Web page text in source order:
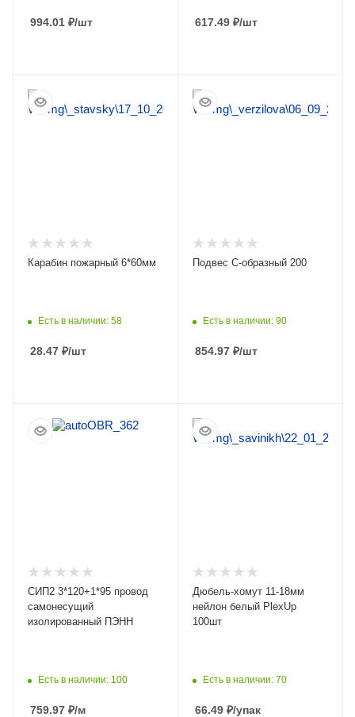
994.01 ₽/шт 617.49 ₽/шт
Карабин пожарный 6*60мм
Есть в наличии: 58
28.47 ₽/шт
ПОДРОБНЕЕ
Подвес С-образный 200
Есть в наличии: 90
854.97 ₽/шт
СИП2 3*120+1*95 провод
самонесущий
изолированный ПЭНН
Есть в наличии: 100
759.97 ₽/м
Дюбель-хомут 11-18мм
нейлон белый PlexUp
100шт
Есть в наличии: 70
66.49 ₽/упак